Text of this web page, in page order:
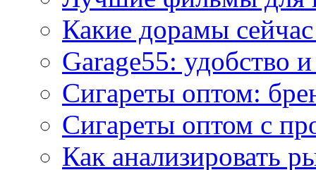
Какие дорамы
Garage55: удобство
Сигареты оптом:
Сигареты оптом с
Как анализировать